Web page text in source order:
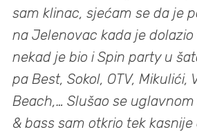
sam klinac, sjećam se da je
na Jelenovac kada je dolazio
nekad je bio i Spin party u
pa Best, Sokol, OTV, Mikulići,
Beach,… Slušao se
& bass sam otkrio tek